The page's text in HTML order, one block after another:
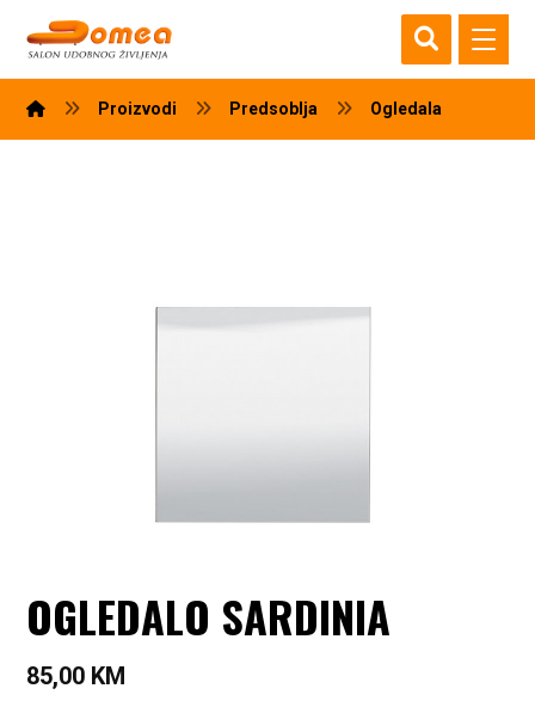
Proizvodi Predsoblja Ogledala
OGLEDALO SARDINIA
85,00 KM